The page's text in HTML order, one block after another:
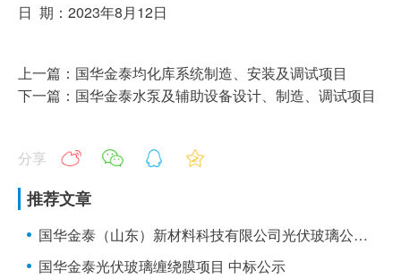
日 期： 2023年8月12日
上一篇：国华金泰均化库系统制造、安装及调试项目
下一篇：国华金泰水泵及辅助设备设计、制造、调试项目
分享
推荐文章
国华金泰（山东）新材料科技有限公司光伏玻璃公路运输项目 竞争性谈判公告
国华金泰光伏玻璃缠绕膜项目 中标公示